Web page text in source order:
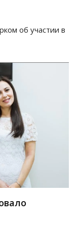
об участии в